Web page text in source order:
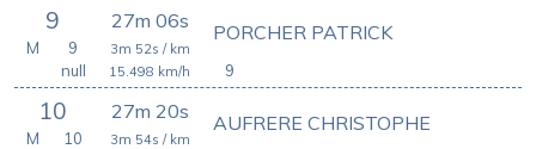
9 27m 06s
9
PORCHER PATRICK
3m 52s / km
15.498 km/h
M
9
null
10 27m 20s AUFRERE CHRISTOPHE
3m 54s / km
M
10